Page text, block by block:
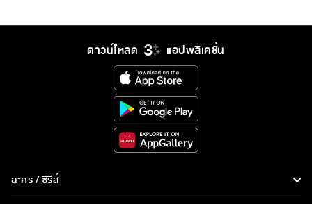
ดาวน์โหลด แอปพลิเคชั่น
ละคร / ซีรีส์